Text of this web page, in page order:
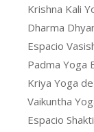
Krishna Kali
Dharma
Espacio
Padma Yoga
Kriya Yoga
Vaikuntha
Espacio